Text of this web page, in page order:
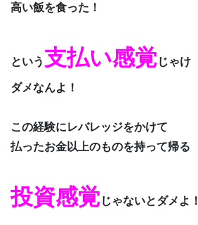
高い飯を食った！
という 支払い感覚じゃけ
ダメなんよ！
この経験にレバレッジをかけて
払ったお金以上のものを持って帰る
投資感覚じゃないとダメよ！